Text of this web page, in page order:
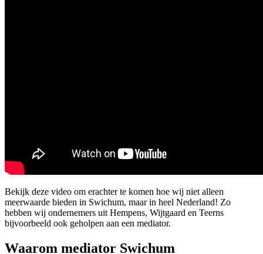
Bekijk deze video om erachter te komen hoe wij niet alleen
meerwaarde bieden in Swichum, maar in heel Nederland! Zo
hebben wij ondernemers uit Hempens, Wijtgaard en Teerns
bijvoorbeeld ook geholpen aan een mediator.
Waarom mediator Swichum